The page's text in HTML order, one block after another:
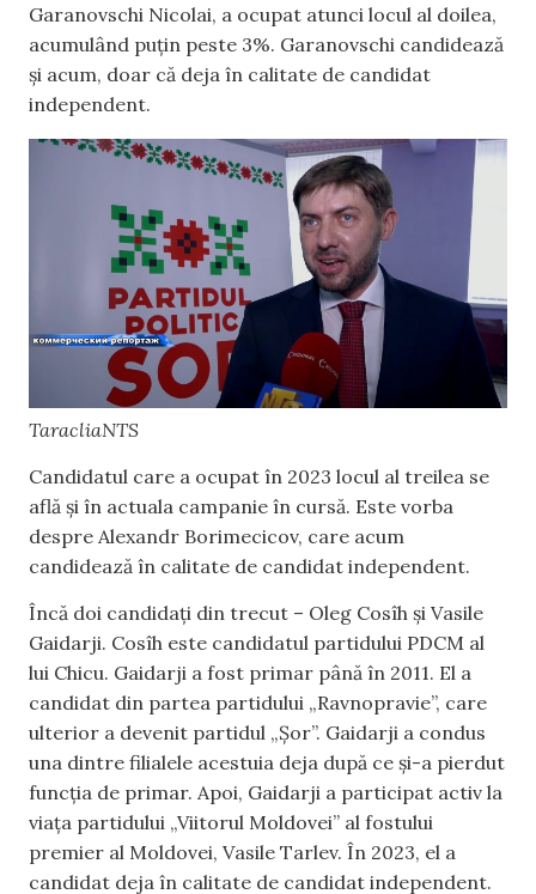
Garanovschi Nicolai, a ocupat atunci locul al doilea,
acumulând puțin peste 3%. Garanovschi candidează
și acum, doar că deja în calitate de candidat
independent.
TaracliaNTS
Candidatul care a ocupat în 2023 locul al treilea se
află și în actuala campanie în cursă. Este vorba
despre Alexandr Borimecicov, care acum
candidează în calitate de candidat independent.
Încă doi candidați din trecut – Oleg Cosîh și Vasile
Gaidarji. Cosîh este candidatul partidului PDCM al
lui Chicu. Gaidarji a fost primar până în 2011. El a
candidat din partea partidului „Ravnopravie”, care
ulterior a devenit partidul „Șor”. Gaidarji a condus
una dintre filialele acestuia deja după ce și-a pierdut
funcția de primar. Apoi, Gaidarji a participat activ la
viața partidului „Viitorul Moldovei” al fostului
premier al Moldovei, Vasile Tarlev. În 2023, el a
candidat deja în calitate de candidat independent.